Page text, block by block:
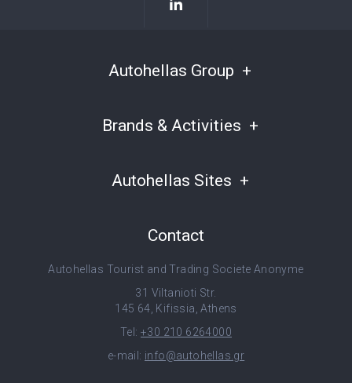
Autohellas Group
Brands & Activities
Autohellas Sites
Contact
Autohellas Tourist and Trading Societe Anonyme
31 Viltanioti Str.
145 64, Kifissia, Athens
Tel: +30 210 6264000
e-mail: info@autohellas.gr